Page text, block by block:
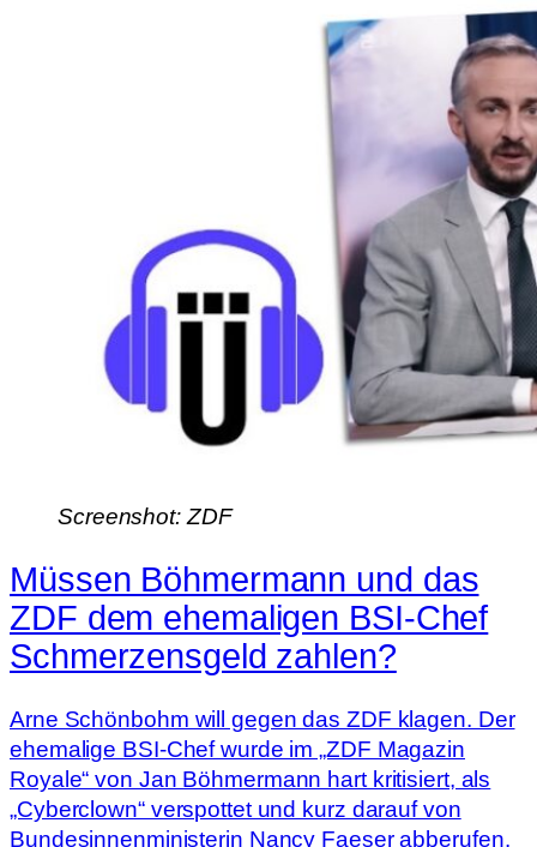
Screenshot: ZDF
Müssen Böhmermann und das
ZDF dem ehemaligen BSI-Chef
Schmerzensgeld zahlen?
Arne Schönbohm will gegen das ZDF klagen. Der
ehemalige BSI-Chef wurde im „ZDF Magazin
Royale“ von Jan Böhmermann hart kritisiert, als
„Cyberclown“ verspottet und kurz darauf von
Bundesinnenministerin Nancy Faeser abberufen.